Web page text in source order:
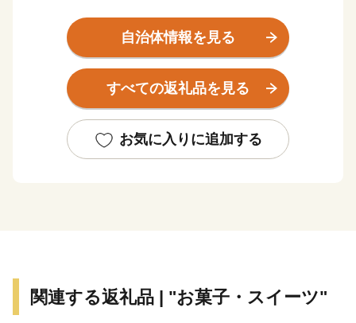
どかな田園風景など、自然と歴史文化が融合したまちで
す。高さ日本一の石垣の上に鎮座して400年の歴史を刻
む丸亀城は、丸亀市のシンボルでもあり、市民の憩いの
場にもなっています。
や特産品など多くの資源に恵まれており、中讃地域の中
心市として、さらなる成長を続けています。
自治体情報を見る
すべての返礼品を見る
お気に入りに追加する
関連する返礼品 | "お菓子・スイーツ"